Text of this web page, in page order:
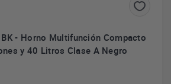
BK - Horno Multifunción Compacto
y 40 Litros Clase A Negro